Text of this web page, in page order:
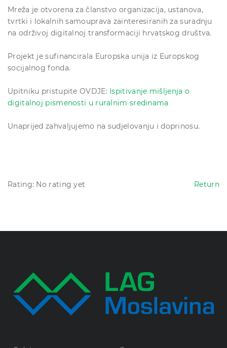
Mreža je otvorena za članstvo organizacija, ustanova,
tvrtki i lokalnih samouprava zainteresiranih za suradnju
na održivoj digitalnoj transformaciji hrvatskog društva.
Projekt je sufinancirala Europska unija iz Europskog
socijalnog fonda.
Upitniku pristupite OVDJE: Ispitivanje mišljenja o
digitalnoj pismenosti u ruralnim sredinama
Unaprijed zahvaljujemo na sudjelovanju i doprinosu.
Rating: No rating yet Return